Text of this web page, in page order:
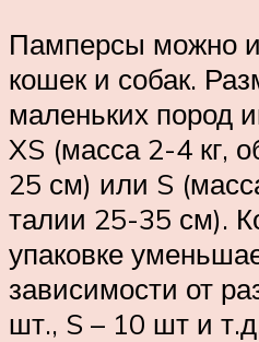
Памперсы можно
кошек и собак.
маленьких пород
XS (масса 2-4 кг,
25 см) или S
талии 25-35 см).
упаковке
зависимости от
шт., S – 10 шт и